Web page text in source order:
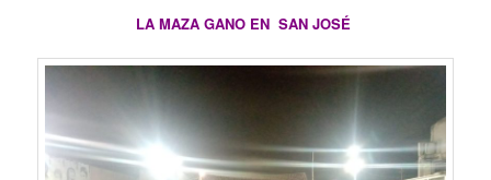
LA MAZA GANO EN SAN JOSÉ